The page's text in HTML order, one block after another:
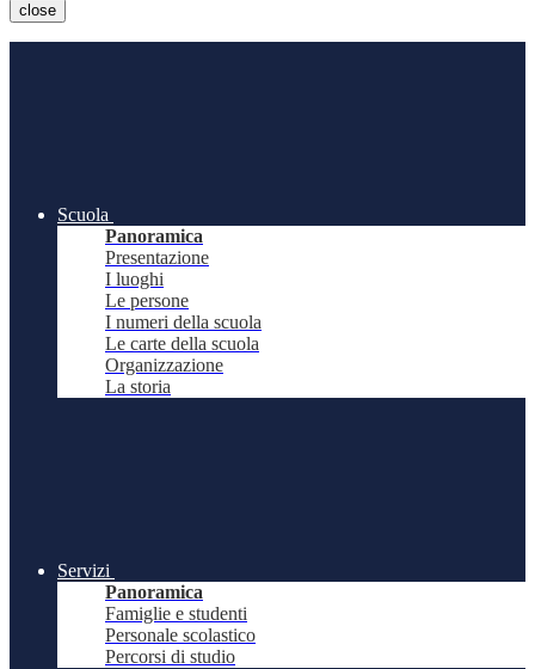
close
Scuola
Panoramica
Presentazione
I luoghi
Le persone
I numeri della scuola
Le carte della scuola
Organizzazione
La storia
Servizi
Panoramica
Famiglie e studenti
Personale scolastico
Percorsi di studio